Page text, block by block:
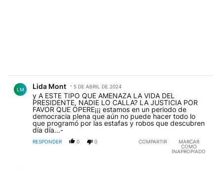
LM Lida Mont 5 DE ABRIL DE 2024
y A ESTE TIPO QUE AMENAZA LA VIDA DEL
PRESIDENTE, NADIE LO CALLA? LA JUSTICIA POR
FAVOR QUE OPERE¡¡¡ estamos en un periodo de
democracia plena que aún no puede hacer todo lo
que programó por las estafas y robos que descubren
día día...-
RESPONDER 0 0 COMPARTIR
MARCAR
COMO
INAPROPIADO